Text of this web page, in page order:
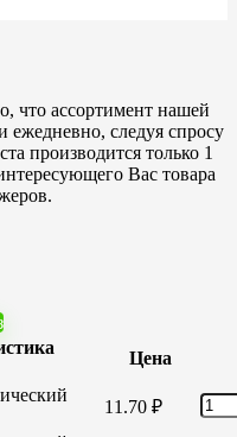
что ассортимент нашей
ежедневно, следуя спросу
производится только 1
Вас товара
Цена
11.70 ₽